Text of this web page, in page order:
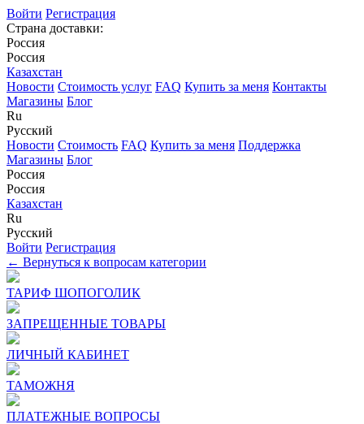
Войти Регистрация
Страна доставки:
Россия
Россия
Казахстан
Новости Стоимость услуг FAQ Купить за меня Контакты
Магазины Блог
Ru
Русский
Новости Стоимость FAQ Купить за меня Поддержка
Магазины Блог
Россия
Россия
Казахстан
Ru
Русский
Войти Регистрация
← Вернуться к вопросам категории
ТАРИФ ШОПОГОЛИК
ЗАПРЕЩЕННЫЕ ТОВАРЫ
ЛИЧНЫЙ КАБИНЕТ
ТАМОЖНЯ
ПЛАТЕЖНЫЕ ВОПРОСЫ